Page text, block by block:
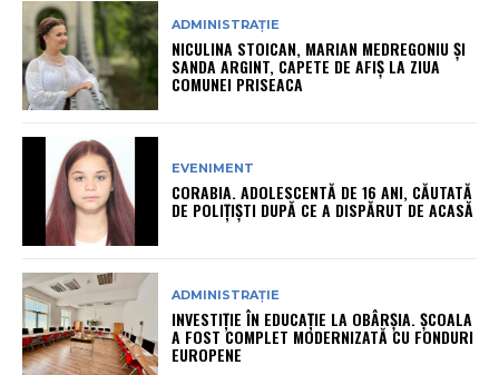
ADMINISTRAȚIE
NICULINA STOICAN, MARIAN MEDREGONIU ȘI
SANDA ARGINT, CAPETE DE AFIȘ LA ZIUA
COMUNEI PRISEACA
EVENIMENT
CORABIA. ADOLESCENTĂ DE 16 ANI, CĂUTATĂ
DE POLIȚIȘTI DUPĂ CE A DISPĂRUT DE ACASĂ
ADMINISTRAȚIE
INVESTIȚIE ÎN EDUCAȚIE LA OBÂRȘIA. ȘCOALA
A FOST COMPLET MODERNIZATĂ CU FONDURI
EUROPENE